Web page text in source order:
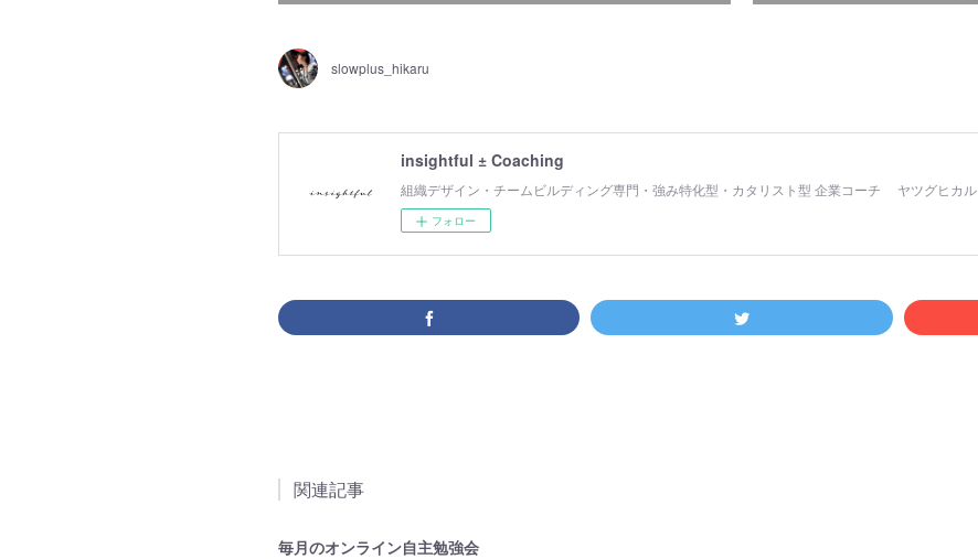
slowplus_hikaru
insightful ± Coaching
組織デザイン・チームビルディング専門・強み特化型・カタリスト型 企業コーチ ヤツグヒカル
フォロー
関連記事
毎月のオンライン自主勉強会